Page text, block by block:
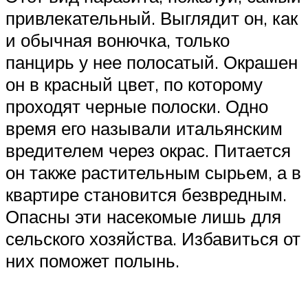
привлекательный. Выглядит он, как
и обычная вонючка, только
панцирь у нее полосатый. Окрашен
он в красный цвет, по которому
проходят черные полоски. Одно
время его называли итальянским
вредителем через окрас. Питается
он также растительным сырьем, а в
квартире становится безвредным.
Опасны эти насекомые лишь для
сельского хозяйства. Избавиться от
них поможет полынь.